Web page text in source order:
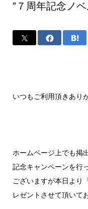
”７周年記念ノ
いつもご利用頂きあり
ホームページ上でも掲
記念キャンペーンを行
ございますが本日より
レゼントさせて頂いて